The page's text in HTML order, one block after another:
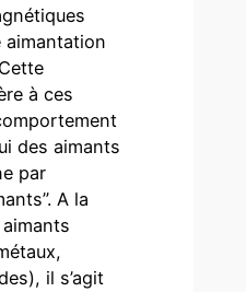
aimantation
à ces
des aimants
par
A la
il s’agit